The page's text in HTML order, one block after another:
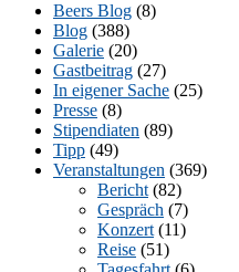
Beers Blog (8)
Blog (388)
Galerie (20)
Gastbeitrag (27)
In eigener Sache (25)
Presse (8)
Stipendiaten (89)
Tipp (49)
Veranstaltungen (369)
Bericht (82)
Gespräch (7)
Konzert (11)
Reise (51)